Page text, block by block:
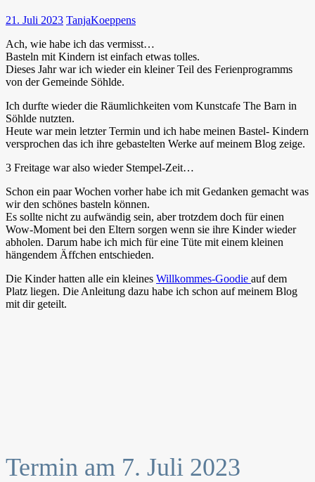
21. Juli 2023 TanjaKoeppens
Ach, wie habe ich das vermisst…
Basteln mit Kindern ist einfach etwas tolles.
Dieses Jahr war ich wieder ein kleiner Teil des Ferienprogramms
von der Gemeinde Söhlde.
Ich durfte wieder die Räumlichkeiten vom Kunstcafe The Barn in
Söhlde nutzten.
Heute war mein letzter Termin und ich habe meinen Bastel- Kindern
versprochen das ich ihre gebastelten Werke auf meinem Blog zeige.
3 Freitage war also wieder Stempel-Zeit…
Schon ein paar Wochen vorher habe ich mit Gedanken gemacht was
wir den schönes basteln können.
Es sollte nicht zu aufwändig sein, aber trotzdem doch für einen
Wow-Moment bei den Eltern sorgen wenn sie ihre Kinder wieder
abholen. Darum habe ich mich für eine Tüte mit einem kleinen
hängendem Äffchen entschieden.
Die Kinder hatten alle ein kleines Willkommes-Goodie auf dem
Platz liegen. Die Anleitung dazu habe ich schon auf meinem Blog
mit dir geteilt.
Termin am 7. Juli 2023